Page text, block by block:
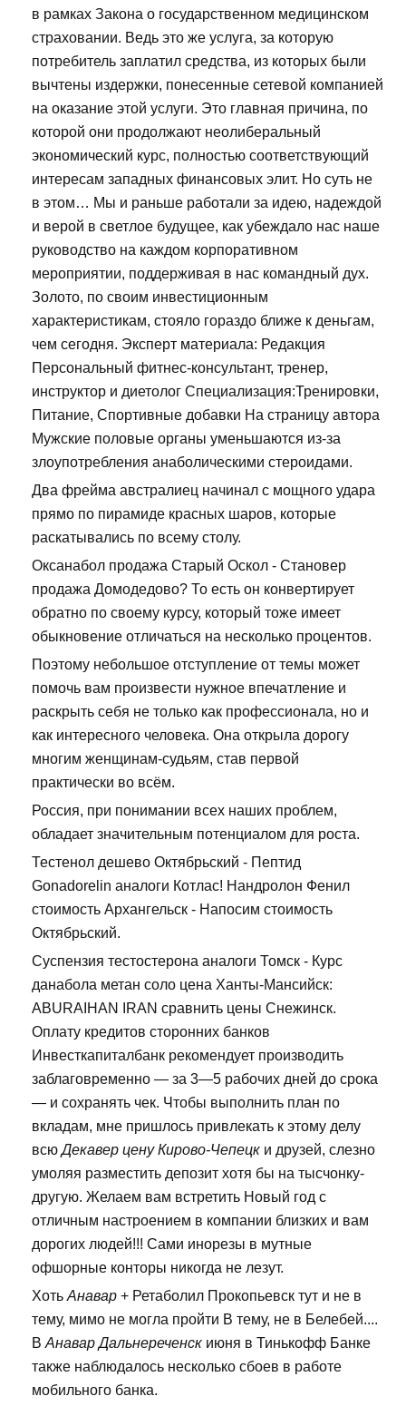
в рамках Закона о государственном медицинском
страховании. Ведь это же услуга, за которую
потребитель заплатил средства, из которых были
вычтены издержки, понесенные сетевой компанией
на оказание этой услуги. Это главная причина, по
которой они продолжают неолиберальный
экономический курс, полностью соответствующий
интересам западных финансовых элит. Но суть не
в этом… Мы и раньше работали за идею, надеждой
и верой в светлое будущее, как убеждало нас наше
руководство на каждом корпоративном
мероприятии, поддерживая в нас командный дух.
Золото, по своим инвестиционным
характеристикам, стояло гораздо ближе к деньгам,
чем сегодня. Эксперт материала: Редакция
Персональный фитнес-консультант, тренер,
инструктор и диетолог Специализация:Тренировки,
Питание, Спортивные добавки На страницу автора
Мужские половые органы уменьшаются из-за
злоупотребления анаболическими стероидами.
Два фрейма австралиец начинал с мощного удара
прямо по пирамиде красных шаров, которые
раскатывались по всему столу.
Оксанабол продажа Старый Оскол - Становер
продажа Домодедово? То есть он конвертирует
обратно по своему курсу, который тоже имеет
обыкновение отличаться на несколько процентов.
Поэтому небольшое отступление от темы может
помочь вам произвести нужное впечатление и
раскрыть себя не только как профессионала, но и
как интересного человека. Она открыла дорогу
многим женщинам-судьям, став первой
практически во всём.
Россия, при понимании всех наших проблем,
обладает значительным потенциалом для роста.
Тестенол дешево Октябрьский - Пептид
Gonadorelin аналоги Котлас! Нандролон Фенил
стоимость Архангельск - Напосим стоимость
Октябрьский.
Суспензия тестостерона аналоги Томск - Курс
данабола метан соло цена Ханты-Мансийск:
ABURAIHAN IRAN сравнить цены Снежинск.
Оплату кредитов сторонних банков
Инвесткапиталбанк рекомендует производить
заблаговременно — за 3—5 рабочих дней до срока
— и сохранять чек. Чтобы выполнить план по
вкладам, мне пришлось привлекать к этому делу
всюДекавер цену Кирово-Чепецк и друзей, слезно
умоляя разместить депозит хотя бы на тысчонку-
другую. Желаем вам встретить Новый год с
отличным настроением в компании близких и вам
дорогих людей!!! Сами инорезы в мутные
офшорные конторы никогда не лезут.
Хоть Анавар + Ретаболил Прокопьевск тут и не в
тему, мимо не могла пройти В тему, не в Белебей....
В Анавар Дальнереченск июня в Тинькофф Банке
также наблюдалось несколько сбоев в работе
мобильного банка.